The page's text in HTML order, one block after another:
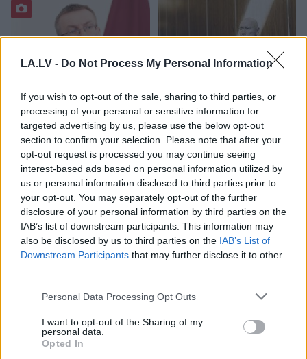
LA.LV - Do Not Process My Personal Information
If you wish to opt-out of the sale, sharing to third parties, or
processing of your personal or sensitive information for
targeted advertising by us, please use the below opt-out
section to confirm your selection. Please note that after your
opt-out request is processed you may continue seeing
interest-based ads based on personal information utilized by
us or personal information disclosed to third parties prior to
your opt-out. You may separately opt-out of the further
disclosure of your personal information by third parties on the
IAB’s list of downstream participants. This information may
also be disclosed by us to third parties on the IAB’s List of
Downstream Participants that may further disclose it to other
Please note that this website/app uses one or more Google
not limited to your visit or usage behaviour. You may click to
grant or deny consent to Google and its third-party tags to
use your data for below specified purposes in below Google
Personal Data Processing Opt Outs
I want to opt-out of the Sharing of my
personal data.
Opted In
Rinkēvičspieprasa
steidzami rast naudu
vēža un diabēta
pacientiem
PēterisApinis:
Amerikas Sirds
asociācija iesaka dzert
līdz 5 tasītēm kafijas
veselības uzlabošanas
nolūkos